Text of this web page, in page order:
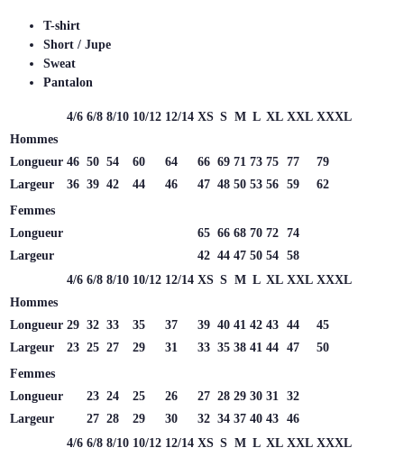
T-shirt
Short / Jupe
Sweat
Pantalon
4/6 6/8 8/10 10/12 12/14 XS S M L XL XXL XXXL
Hommes
Longueur 46 50 54 60 64 66 69 71 73 75 77
79
Largeur
36 39 42 44 46 47 48 50 53 56 59
62
Femmes
Longueur
65 66 68 70 72 74
Largeur
42 44 47 50 54 58
4/6 6/8 8/10 10/12 12/14 XS S M L XL XXL XXXL
Hommes
Longueur 29 32 33 35 37 39 40 41 42 43 44
45
Largeur
23 25 27 29 31 33 35 38 41 44 47
50
Femmes
Longueur
23 24 25 26 27 28 29 30 31
32
Largeur
27 28 29 30 32 34 37 40 43 46
4/6 6/8 8/10 10/12 12/14 XS S M L XL XXL XXXL